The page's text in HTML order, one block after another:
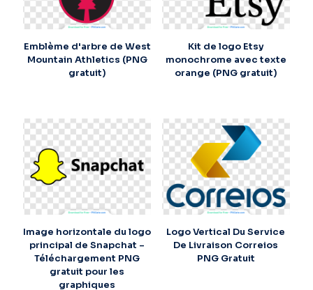
Emblème d'arbre de West
Mountain Athletics (PNG
gratuit)
Kit de logo Etsy
monochrome avec texte
orange (PNG gratuit)
Image horizontale du logo
principal de Snapchat –
Téléchargement PNG
gratuit pour les
graphiques
Logo Vertical Du Service
De Livraison Correios
PNG Gratuit